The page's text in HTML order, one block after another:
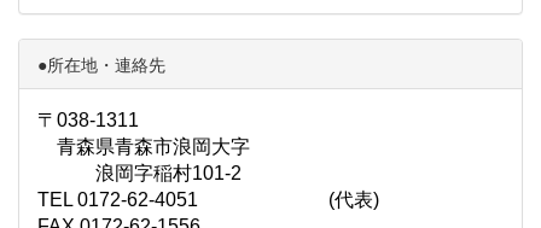
●所在地・連絡先
〒038-1311
青森県青森市浪岡大字
浪岡字稲村101-2
TEL 0172-62-4051 (代表)